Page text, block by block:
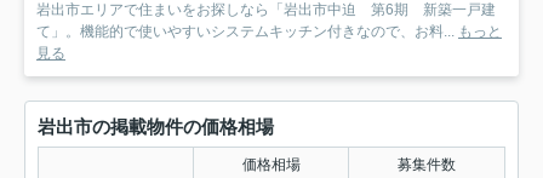
岩出市エリアで住まいをお探しなら「岩出市中迫 第6期 新築一戸建
て」。機能的で使いやすいシステムキッチン付きなので、お料... もっと
見る
岩出市の掲載物件の価格相場
価格相場 募集件数